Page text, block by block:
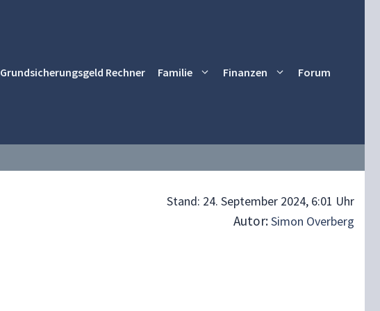
Grundsicherungsgeld Rechner Familie Finanzen Forum
Stand: 24. September 2024, 6:01 Uhr
Autor:Simon Overberg